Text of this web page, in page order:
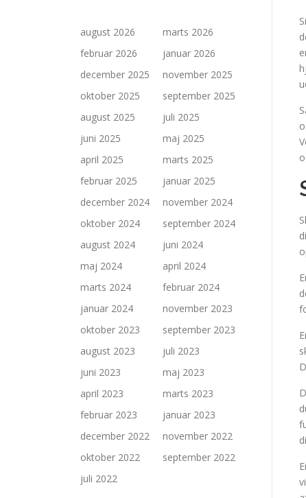
august 2026
marts 2026
februar 2026
januar 2026
december 2025
november 2025
oktober 2025
september 2025
august 2025
juli 2025
juni 2025
maj 2025
april 2025
marts 2025
februar 2025
januar 2025
december 2024
november 2024
oktober 2024
september 2024
august 2024
juni 2024
maj 2024
april 2024
marts 2024
februar 2024
januar 2024
november 2023
oktober 2023
september 2023
august 2023
juli 2023
juni 2023
maj 2023
april 2023
marts 2023
februar 2023
januar 2023
december 2022
november 2022
oktober 2022
september 2022
juli 2022